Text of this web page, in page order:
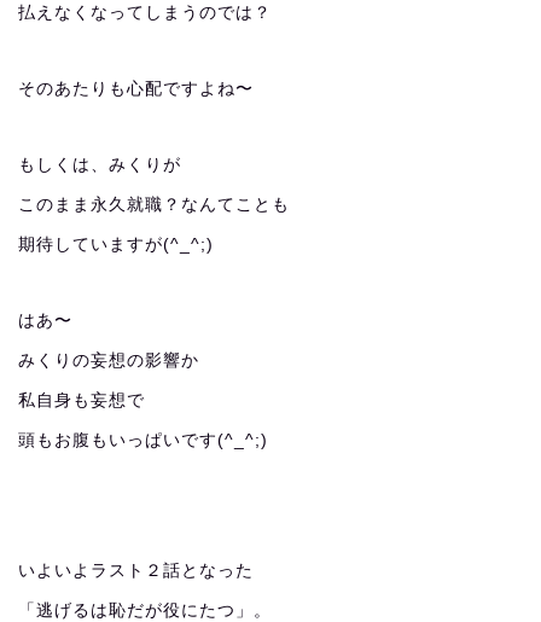
払えなくなってしまうのでは？
そのあたりも心配ですよね〜
もしくは、みくりが
このまま永久就職？なんてことも
期待していますが(^_^;)
はあ〜
みくりの妄想の影響か
私自身も妄想で
頭もお腹もいっぱいです(^_^;)
いよいよラスト２話となった
「逃げるは恥だが役にたつ」。